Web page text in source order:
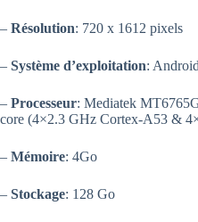
– Résolution: 720 x 1612 pixels
– Système d’exploitation:
– Processeur: Mediatek
core (4×2.3 GHz Cortex-A53 &
– Mémoire: 4Go
– Stockage: 128 Go